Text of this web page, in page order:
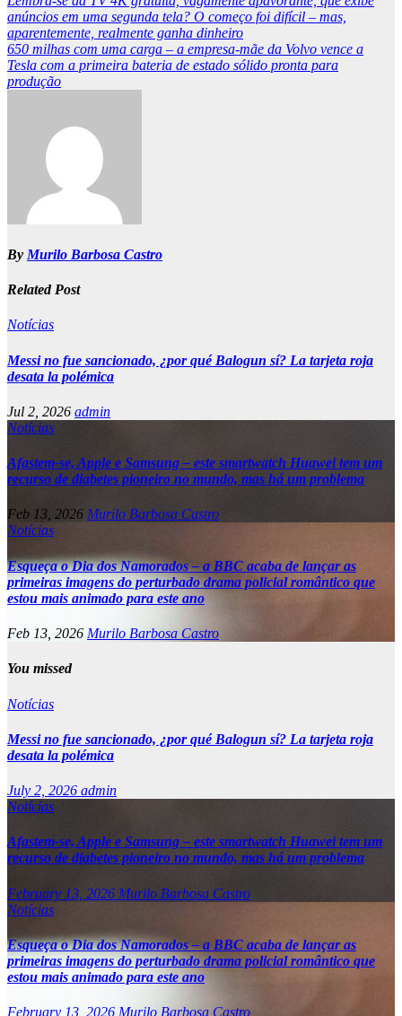
navigation
anúncios em uma segunda tela? O começo foi difícil – mas,
aparentemente, realmente ganha dinheiro
650 milhas com uma carga – a empresa-mãe da Volvo vence a
Tesla com a primeira bateria de estado sólido pronta para
produção
By Murilo Barbosa Castro
Related Post
Notícias
Messi no fue sancionado, ¿por qué Balogun sí? La tarjeta roja
desata la polémica
Jul 2, 2026 admin
Notícias
Afastem-se, Apple e Samsung – este smartwatch Huawei tem um
recurso de diabetes pioneiro no mundo, mas há um problema
Feb 13, 2026 Murilo Barbosa Castro
Notícias
Esqueça o Dia dos Namorados – a BBC acaba de lançar as
primeiras imagens do perturbado drama policial romântico que
estou mais animado para este ano
Feb 13, 2026 Murilo Barbosa Castro
You missed
Notícias
Messi no fue sancionado, ¿por qué Balogun sí? La tarjeta roja
desata la polémica
July 2, 2026 admin
Notícias
Afastem-se, Apple e Samsung – este smartwatch Huawei tem um
recurso de diabetes pioneiro no mundo, mas há um problema
February 13, 2026 Murilo Barbosa Castro
Notícias
Esqueça o Dia dos Namorados – a BBC acaba de lançar as
primeiras imagens do perturbado drama policial romântico que
estou mais animado para este ano
February 13, 2026 Murilo Barbosa Castro